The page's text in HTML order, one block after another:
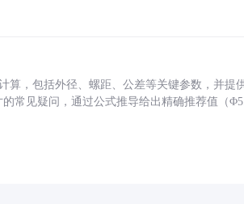
算，包括外径、螺距、公差等关键参数，并提
的常见疑问，通过公式推导给出精确推荐值（